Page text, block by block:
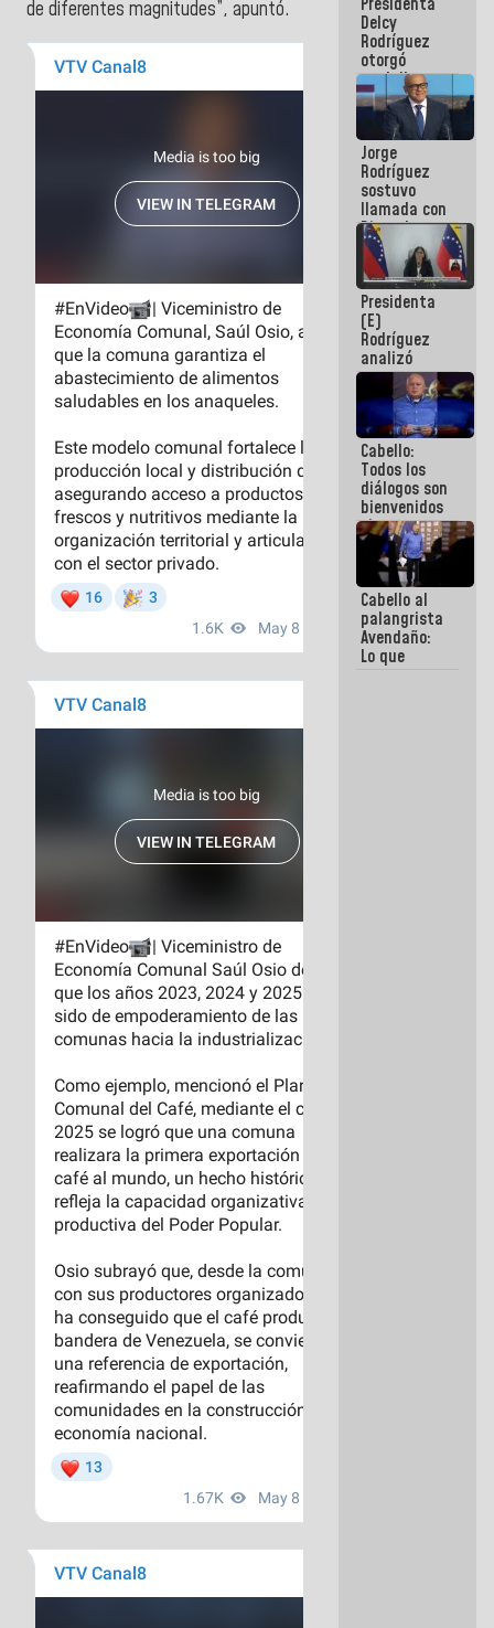
de diferentes magnitudes”, apuntó. abordar
planes de
acción
Delcy
Rodríguez
otorgó
medalla
"Héroe de
Venezuela"
a servidores
públicos
Jorge
Rodríguez
sostuvo
llamada con
Dinorah
Figuera y
acuerdan
primer
encuentro
presencial
para el
diálogo
Presidenta
(E)
Rodríguez
analizó
junto a
gobernadores
planes de
recuperación
del Sistema
Eléctrico
Nacional
Cabello:
Todos los
diálogos son
bienvenidos
siempre que
estén en el
marco de la
Constitución
de la
República
Cabello al
palangrista
Avendaño:
Lo que